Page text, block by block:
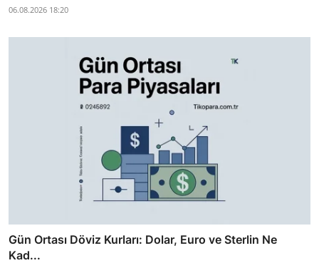
06.08.2026 18:20
Gün Ortası Döviz Kurları: Dolar, Euro ve Sterlin Ne
Kad...